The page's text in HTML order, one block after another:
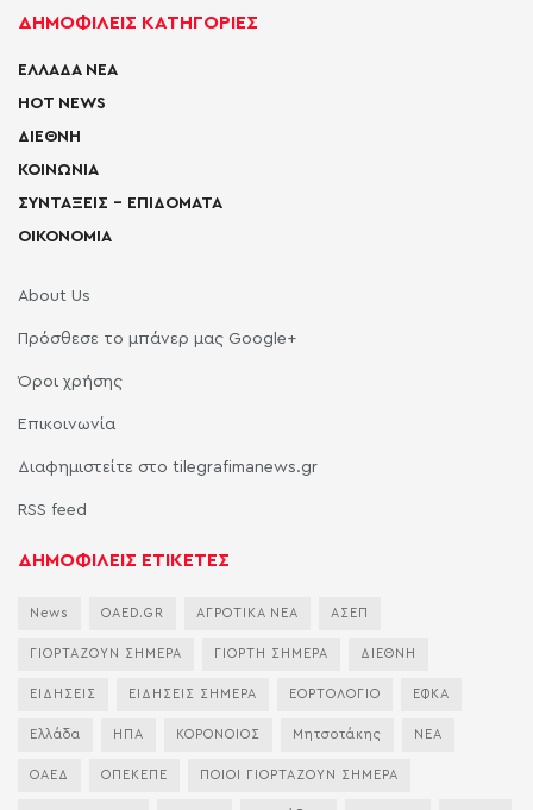
ΔΗΜΟΦΙΛΕΙΣ ΚΑΤΗΓΟΡΙΕΣ
ΕΛΛΑΔΑ ΝΕΑ
HOT NEWS
ΔΙΕΘΝΗ
ΚΟΙΝΩΝΙΑ
ΣΥΝΤΑΞΕΙΣ – ΕΠΙΔΟΜΑΤΑ
ΟΙΚΟΝΟΜΙΑ
About Us
Πρόσθεσε το μπάνερ μας Google+
Όροι χρήσης
Επικοινωνία
Διαφημιστείτε στο tilegrafimanews.gr
RSS feed
ΔΗΜΟΦΙΛΕΙΣ ΕΤΙΚΕΤΕΣ
News OAED.GR ΑΓΡΟΤΙΚΑ ΝΕΑ ΑΣΕΠ
ΓΙΟΡΤΑΖΟΥΝ ΣΗΜΕΡΑ ΓΙΟΡΤΗ ΣΗΜΕΡΑ ΔΙΕΘΝΗ
ΕΙΔΗΣΕΙΣ ΕΙΔΗΣΕΙΣ ΣΗΜΕΡΑ ΕΟΡΤΟΛΟΓΙΟ ΕΦΚΑ
Ελλάδα ΗΠΑ ΚΟΡΟΝΟΙΟΣ Μητσοτάκης ΝΕΑ
ΟΑΕΔ ΟΠΕΚΕΠΕ ΠΟΙΟΙ ΓΙΟΡΤΑΖΟΥΝ ΣΗΜΕΡΑ